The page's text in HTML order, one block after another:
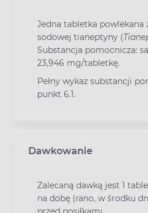
Jedna tabletka powlekana
sodowej tianeptyny (
Substancja pomocnicza:
23,946 mg/tabletkę.
Pełny wykaz substancji
punkt 6.1.
Dawkowanie
Zalecaną dawką jest 1
na dobę (rano, w środku